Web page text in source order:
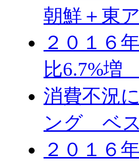
朝鮮＋東
２０１６
比6.7%
消費不況
ング ベ
２０１６